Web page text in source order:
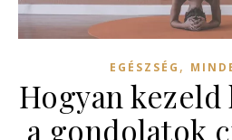
EGÉSZSÉG ,
Hogyan kezeld
a gondolatok